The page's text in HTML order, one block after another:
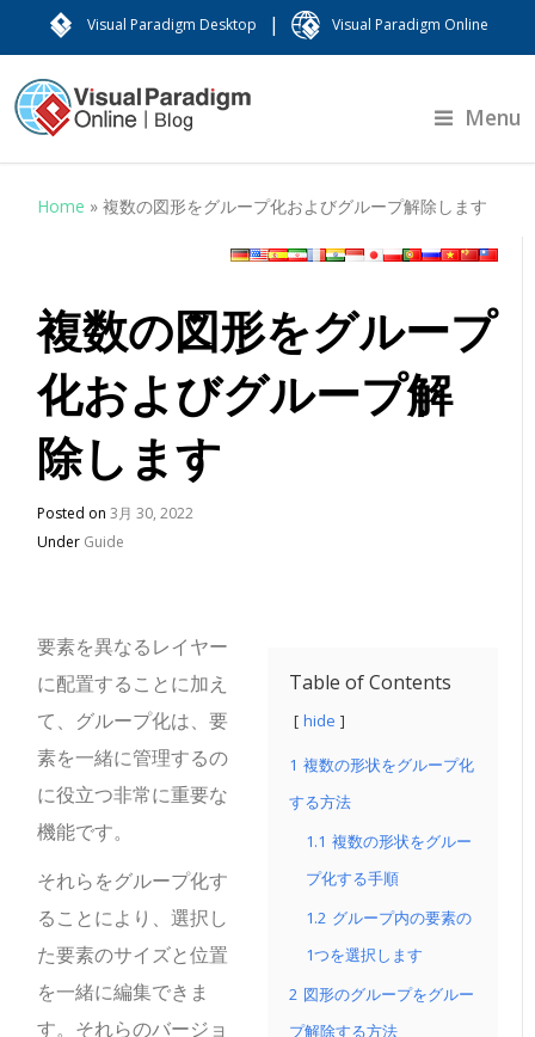
Visual Paradigm Desktop | Visual Paradigm Online
Menu
Home »複数の図形をグループ化およびグループ解除します
複数の図形をグループ
化およびグループ解
除します
Posted on3月 30, 2022
Under Guide
Table of Contents
hide
1 複数の形状をグループ化
する方法
1.1 複数の形状をグルー
プ化する手順
1.2 グループ内の要素の
1つを選択します
2 図形のグループをグルー
プ解除する方法
要素を異なるレイヤー
に配置することに加え
て、グループ化は、要
素を一緒に管理するの
に役立つ非常に重要な
機能です。
それらをグループ化す
ることにより、選択し
た要素のサイズと位置
を一緒に編集できま
す。それらのバージョ